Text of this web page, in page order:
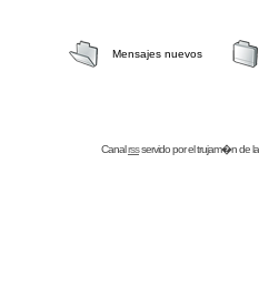
Mensajes nuevos
Canalrssservido por eltrujam�nde